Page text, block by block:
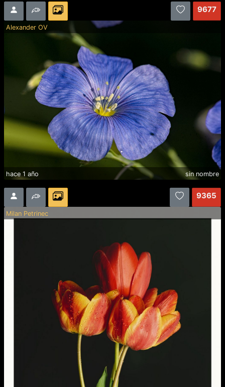
9677
Alexander OV
hace 1 año sin nombre
9365
Milan Petrinec